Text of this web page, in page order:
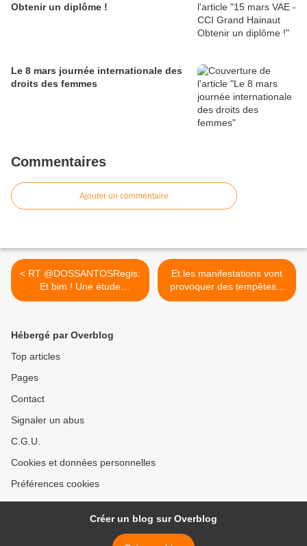
Obtenir un diplôme !
Le 8 mars journée internationale des
droits des femmes
Commentaires
Ajouter un commentaire
< RT @DOSSANTOSRegis:
Et bim ! Une étude
d'impact...
Et les manifestations vont
provoquer des tempêtes...
>
Hébergé par Overblog
Top articles
Pages
Contact
Signaler un abus
C.G.U.
Cookies et données personnelles
Préférences cookies
Créer un blog sur Overblog